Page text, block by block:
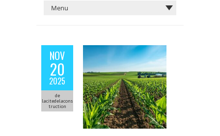
NOV
20
2025
de
lacitedelacons
truction